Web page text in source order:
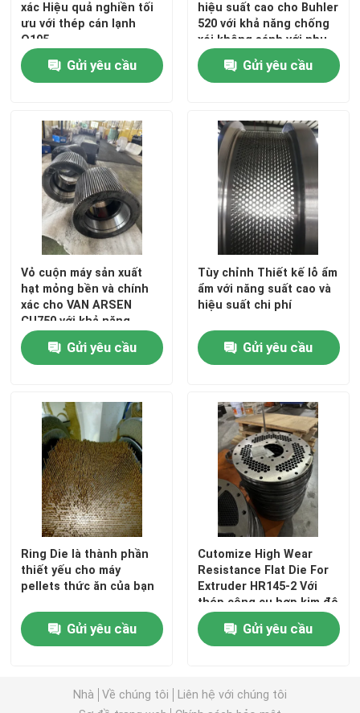
xác Hiệu quả nghiền tối
ưu với thép cán lạnh
Q195
Gửi yêu cầu
hiệu suất cao cho Buhler
520 với khả năng chống
xói không sánh với nhu
cầu sản xuất
Gửi yêu cầu
Vỏ cuộn máy sản xuất
hạt mỏng bền và chính
xác cho VAN ARSEN
CU750 với khả năng
chống mòn cao
Gửi yêu cầu
Tùy chỉnh Thiết kế lỗ ẩm
ẩm với năng suất cao và
hiệu suất chi phí
Gửi yêu cầu
Ring Die là thành phần
thiết yếu cho máy
pellets thức ăn của bạn
Gửi yêu cầu
Cutomize High Wear
Resistance Flat Die For
Extruder HR145-2 Với
thép công cụ hợp kim độ
cứng cao
Gửi yêu cầu
Nhà Về chúng tôi
Liên hệ với chúng tôi